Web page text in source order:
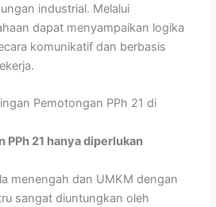
industrial. Melalui
dapat menyampaikan logika
komunikatif dan berbasis
Pemotongan PPh 21 di
PPh 21 hanya diperlukan
menengah dan UMKM dengan
sangat diuntungkan oleh